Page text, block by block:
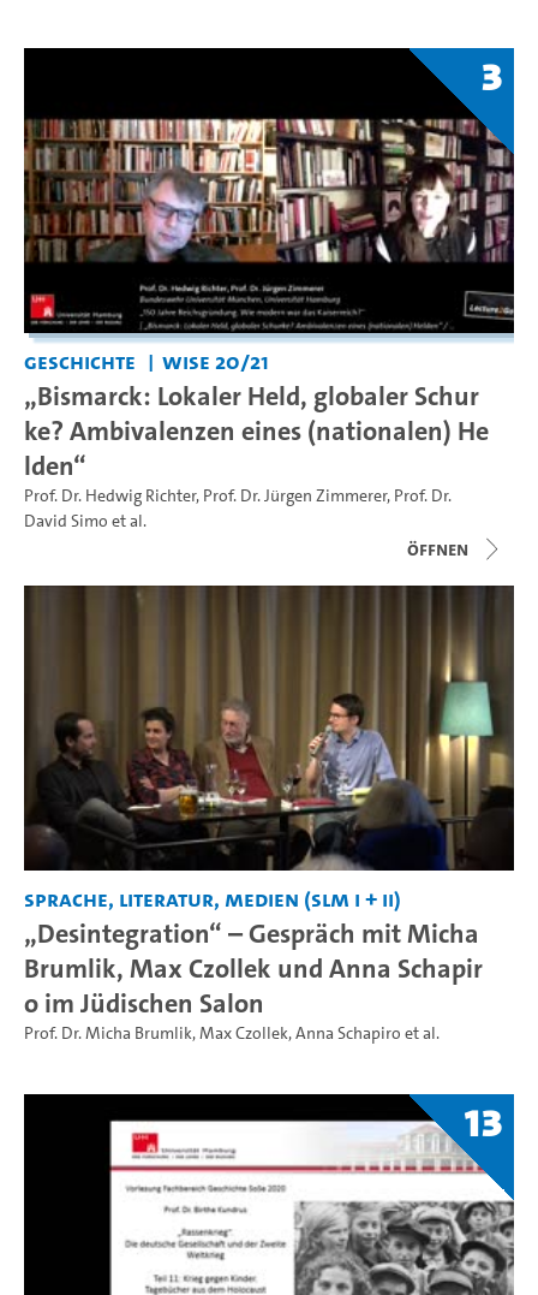
3
Geschichte WiSe 20/21
„Bismarck: Lokaler Held, globaler Schur
ke? Ambivalenzen eines (nationalen) He
lden“
Prof. Dr. Hedwig Richter, Prof. Dr. Jürgen Zimmerer, Prof. Dr.
David Simo et al.
Öffnen
Sprache, Literatur, Medien (SLM I + II)
„Desintegration“ – Gespräch mit Micha
Brumlik, Max Czollek und Anna Schapir
o im Jüdischen Salon
Prof. Dr. Micha Brumlik,Max Czollek,Anna Schapiro et al.
13